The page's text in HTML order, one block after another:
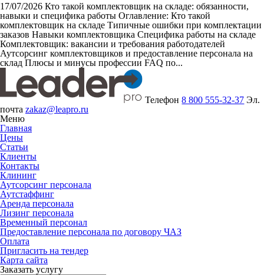
17/07/2026 Кто такой комплектовщик на складе: обязанности,
навыки и специфика работы Оглавление: Кто такой
комплектовщик на складе Типичные ошибки при комплектации
заказов Навыки комплектовщика Специфика работы на складе
Комплектовщик: вакансии и требования работодателей
Аутсорсинг комплектовщиков и предоставление персонала на
склад Плюсы и минусы профессии FAQ по...
Телефон8 800 555-32-37 Эл.
почта zakaz@leapro.ru
Меню
Главная
Цены
Статьи
Клиенты
Контакты
Клининг
Аутсорсинг персонала
Аутстаффинг
Аренда персонала
Лизинг персонала
Временный персонал
Предоставление персонала по договору ЧАЗ
Оплата
Пригласить на тендер
Карта сайта
Заказать услугу